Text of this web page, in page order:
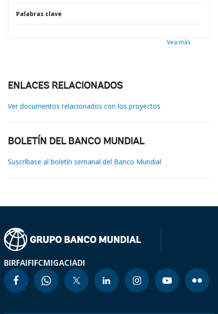
Palabras clave
Vea más
ENLACES RELACIONADOS
Ver documentos relacionados con los proyectos
BOLETÍN DEL BANCO MUNDIAL
Suscríbase al boletín semanal del Banco Mundial
BIRFAIFIFCMIGACIADI